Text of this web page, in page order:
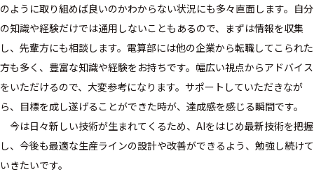
のように取り組めば良いのかわからない状況にも多々直面します。自分
の知識や経験だけでは通用しないこともあるので、まずは情報を収集
し、先輩方にも相談します。電算部には他の企業から転職してこられた
方も多く、豊富な知識や経験をお持ちです。幅広い視点からアドバイス
をいただけるので、大変参考になります。サポートしていただきなが
ら、目標を成し遂げることができた時が、達成感を感じる瞬間です。
今は日々新しい技術が生まれてくるため、AIをはじめ最新技術を把握
し、今後も最適な生産ラインの設計や改善ができるよう、勉強し続けて
いきたいです。